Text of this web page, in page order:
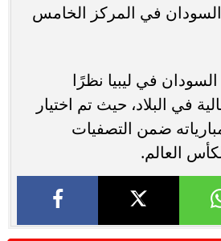
السودان في المركز الخامس
في ليبيا نظرًا
في البلاد، حيث تم اختيار
ضمن التصفيات
العالم.